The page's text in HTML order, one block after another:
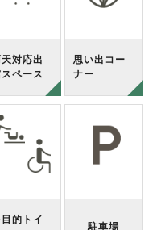
対応出
ペース
思い出コー
ナー
的トイ
駐車場